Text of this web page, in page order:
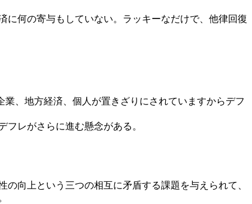
何の寄与もしていない。ラッキーなだけで、他律回復
、地方経済、個人が置きざりにされていますからデフ
レがさらに進む懸念がある。
向上という三つの相互に矛盾する課題を与えられて、